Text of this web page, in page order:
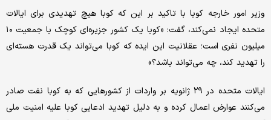
وزیر امور خارجه کوبا با تاکید بر این که کوبا هیچ تهدیدی برای ایالات
متحده ایجاد نمی‌کند، گفت: «کوبا یک کشور جزیره‌ای کوچک با جمعیت ۱۰
میلیون نفری است؛ عقلانیت این ایده که کوبا می‌تواند یک قدرت هسته‌ای
را تهدید کند، چه می‌تواند باشد؟»
ایالات متحده در ۲۹ ژانویه بر واردات از کشورهایی که به کوبا نفت صادر
می‌کنند عوارض اعمال کرده و به دلیل تهدید ادعایی کوبا علیه امنیت ملی